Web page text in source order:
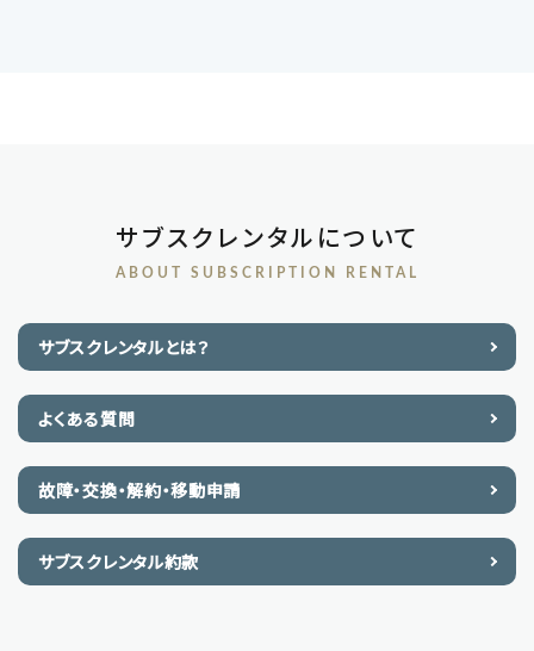
サブスクレンタルについて
ABOUT SUBSCRIPTION RENTAL
サブスクレンタルとは？
よくある質問
故障・交換・解約・移動申請
サブスクレンタル約款